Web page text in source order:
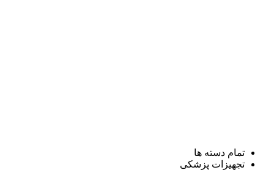
تمام دسته ها
تجهیزات پزشکی